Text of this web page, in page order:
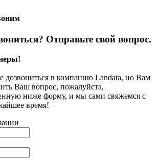
Отправьте свой вопрос.
дозвониться в компанию Landata, но Вам
Ваш вопрос, пожалуйста,
ниже форму, и мы сами свяжемся с
время!